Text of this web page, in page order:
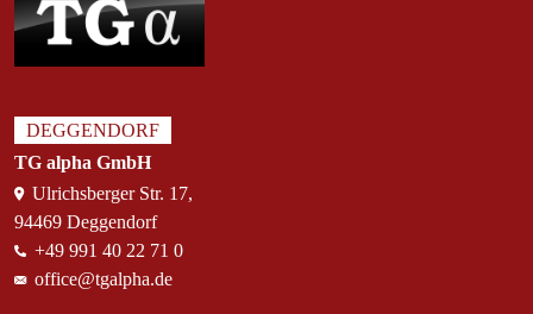
DEGGENDORF
TG alpha GmbH
Ulrichsberger Str. 17,
94469 Deggendorf
+49 991 40 22 71 0
office@tgalpha.de